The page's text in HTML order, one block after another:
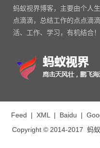
蚂蚁视界博客，主要由个人
点滴滴，总结工作的点点滴
活、工作、学习，有机结合！
Feed | XML| Baidu |
Copyright © 2014-2017 蚂